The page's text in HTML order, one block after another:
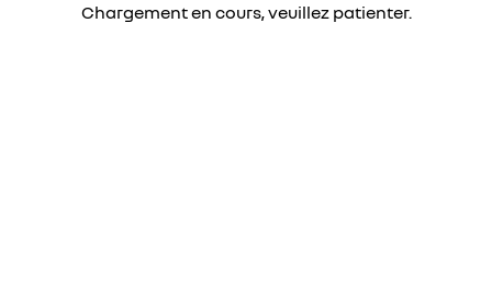
Chargement en cours, veuillez patienter.